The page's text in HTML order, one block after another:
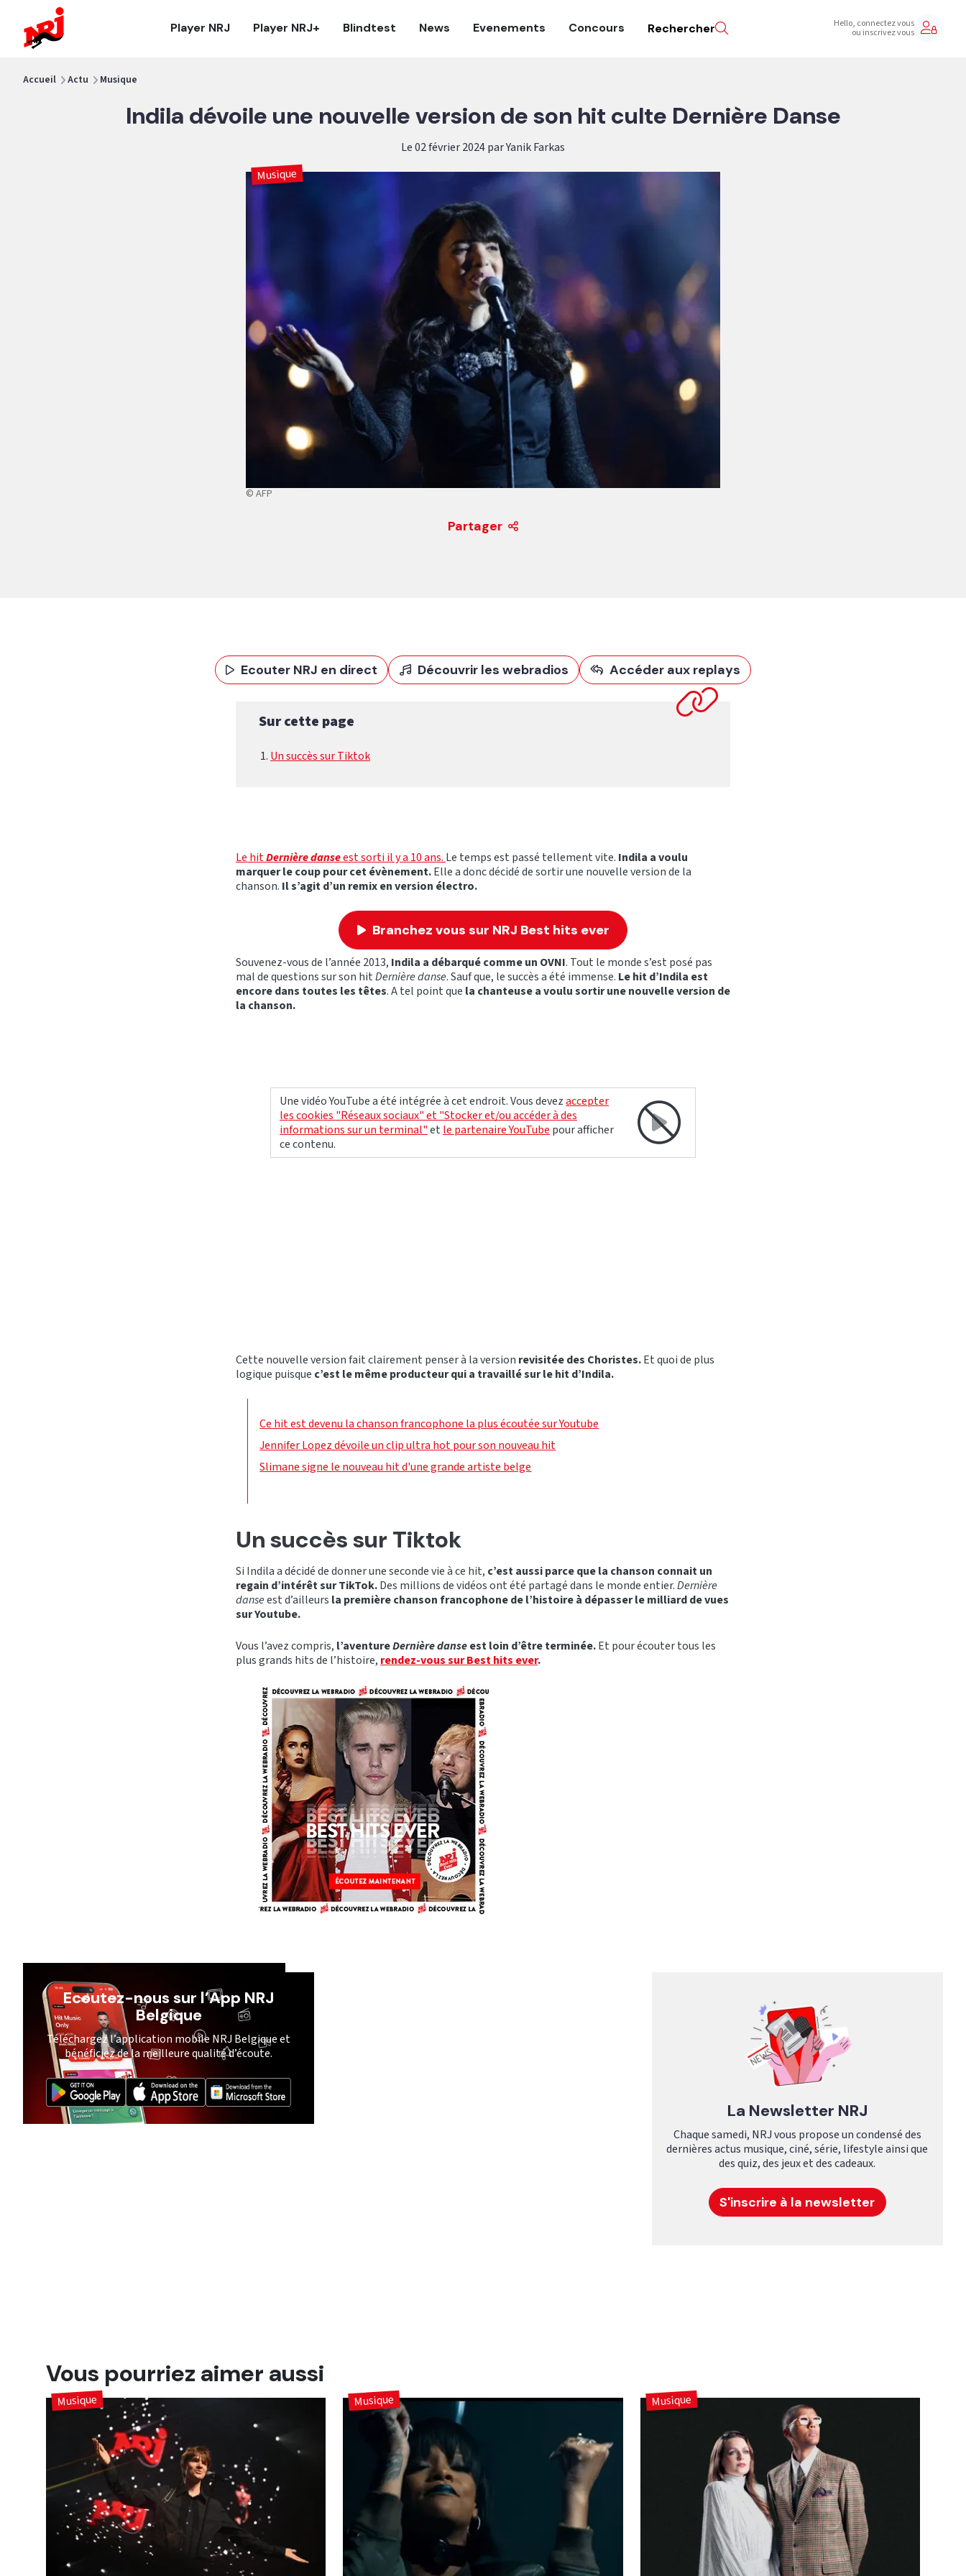
Player NRJ Player NRJ+ Blindtest News Evenements Concours Rechercher Hello, connectez vous
ou inscrivez vous
Accueil Actu Musique
Indila dévoile une nouvelle version de son hit culte Dernière Danse
Le 02 février 2024 par Yanik Farkas
Musique
© AFP
Partager
Ecouter NRJ en direct Découvrir les webradios Accéder aux replays
Sur cette page
Un succès sur Tiktok
Le hitDernière danseest sorti il y a 10 ans. Le temps est passé tellement vite. Indila a voulu
marquer le coup pour cet évènement.Elle a donc décidé de sortir une nouvelle version de la
chanson. Il s’agit d’un remix en version électro.
Branchez vous sur NRJ Best hits ever
Souvenez-vous de l’année 2013, Indila a débarqué comme un OVNI. Tout le monde s’est posé pas
mal de questions sur son hitDernière danse. Sauf que, le succès a été immense. Le hit d’Indila est
encore dans toutes les têtes. A tel point que la chanteuse a voulu sortir une nouvelle version de
la chanson.
Une vidéo YouTube a été intégrée à cet endroit. Vous devezaccepter
les cookies "Réseaux sociaux" et "Stocker et/ou accéder à des
informations sur un terminal"et le partenaire YouTube pour afficher
ce contenu.
Cette nouvelle version fait clairement penser à la version revisitée des Choristes.Et quoi de plus
logique puisque c’est le même producteur qui a travaillé sur le hit d’Indila.
Ce hit est devenu la chanson francophone la plus écoutée sur Youtube
Jennifer Lopez dévoile un clip ultra hot pour son nouveau hit
Slimane signe le nouveau hit d'une grande artiste belge
Un succès sur Tiktok
Si Indila a décidé de donner une seconde vie à ce hit, c’est aussi parce que la chanson connait un
regain d’intérêt sur TikTok.Des millions de vidéos ont été partagé dans le monde entier.Dernière
danseest d’ailleurs la première chanson francophone de l’histoire à dépasser le milliard de vues
sur Youtube.
Vous l’avez compris, l’aventureDernière danseest loin d’être terminée.Et pour écouter tous les
plus grands hits de l’histoire,rendez-vous sur Best hits ever.
Ecoutez-nous sur l’App NRJ
Belgique
Téléchargez l’application mobile NRJ Belgique et
bénéficiez de la meilleure qualité d’écoute.
La Newsletter NRJ
Chaque samedi, NRJ vous propose un condensé des
dernières actus musique, ciné, série, lifestyle ainsi que
des quiz, des jeux et des cadeaux.
S'inscrire à la newsletter
Vous pourriez aimer aussi
Musique Musique Musique